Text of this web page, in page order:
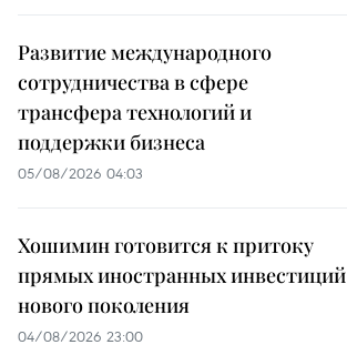
Развитие международного
сотрудничества в сфере
трансфера технологий и
поддержки бизнеса
05/08/2026 04:03
Хошимин готовится к притоку
прямых иностранных инвестиций
нового поколения
04/08/2026 23:00